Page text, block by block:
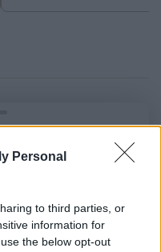
Personal
to third parties, or
information for
the below opt-out